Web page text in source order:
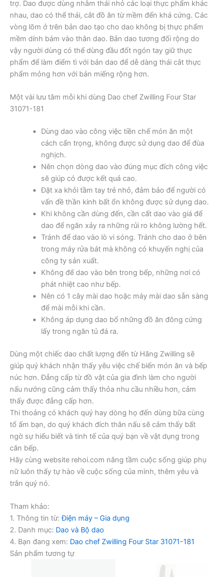
trợ. Dao được dùng nhằm thái nhỏ các loại thực phẩm khác
nhau, dao có thể thái, cắt đồ ăn từ mềm đến khá cứng. Các
vòng lõm ở trên bản dao tạo cho dao không bị thực phẩm
mềm dính bám vào thân dao. Bản dao tương đối rộng do
vậy người dùng có thể dùng đầu đốt ngón tay giữ thực
phẩm để làm điểm tì với bản dao để dễ dàng thái cắt thực
phẩm mỏng hơn với bản miếng rộng hơn.
Một vài lưu tâm mỗi khi dùng Dao chef Zwilling Four Star
31071-181
Dùng dao vào công việc tiền chế món ăn một
cách cẩn trọng, không được sử dụng dao để đùa
nghịch.
Nên chọn dòng dao vào đúng mục đích công việc
sẽ giúp có được kết quả cao.
Đặt xa khỏi tầm tay trẻ nhỏ, đảm bảo để người có
vấn đề thần kinh bất ổn không được sử dụng dao.
Khi không cần dùng đến, cần cất dao vào giá để
dao để ngăn xảy ra những rủi ro không lường hết.
Tránh để dao vào lò vi sóng. Tránh cho dao ở bên
trong máy rửa bát mà không có khuyến nghị của
công ty sản xuất.
Không để dao vào bên trong bếp, những nơi có
phát nhiệt cao như bếp.
Nên có 1 cây mài dao hoặc máy mài dao sẵn sàng
để mài mỗi khi cần.
Không áp dụng dao bổ những đồ ăn đông cứng
lấy trong ngăn tủ đá ra.
Dùng một chiếc dao chất lượng đến từ Hãng Zwilling sẽ
giúp quý khách nhận thấy yêu việc chế biến món ăn và bếp
núc hơn. Đẳng cấp từ đồ vật của gia đình làm cho người
nấu nướng cũng cảm thấy thỏa nhu cầu nhiều hơn, cảm
thấy được đẳng cấp hơn.
Thi thoảng có khách quý hay dòng họ đến dùng bữa cùng
tổ ấm bạn, do quý khách đích thân nấu sẽ cảm thấy bất
ngờ sự hiểu biết và tinh tế của quý bạn về vật dụng trong
căn bếp.
Hãy cùng website rehoi.com nâng tầm cuộc sống giúp phụ
nữ luôn thấy tự hào về cuộc sống của mình, thêm yêu và
trân quý nó.
Tham khảo:
1. Thông tin từ:Điện máy – Gia dụng
2. Danh mục: Dao và Bộ dao
4. Bạn đang xem: Dao chef Zwilling Four Star 31071-181
Sản phẩm tương tự